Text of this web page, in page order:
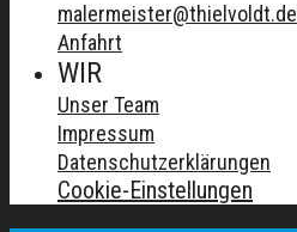
malermeister@thielvoldt.de
Anfahrt
WIR
Unser Team
Impressum
Datenschutzerklärungen
Cookie-Einstellungen